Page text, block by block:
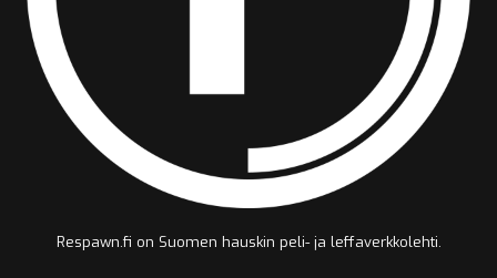
Respawn.fi on Suomen hauskin peli- ja leffaverkkolehti.